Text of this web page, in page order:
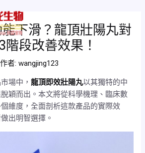
下滑？龍頂壯陽丸對
段改善效果！
者:wangjing123
場中，龍頂即效壯陽丸以其獨特的中
穎而出。本文將從科學機理、臨床數
維度，全面剖析這款產品的實際效
出明智選擇。